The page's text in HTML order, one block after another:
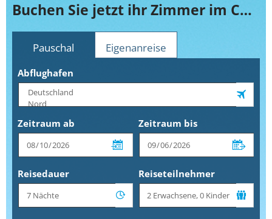
Buchen Sie jetzt ihr Zimmer im Collins Hotel
Pauschal Eigenanreise
Abflughafen
Zeitraum ab Zeitraum bis
Reisedauer Reiseteilnehmer